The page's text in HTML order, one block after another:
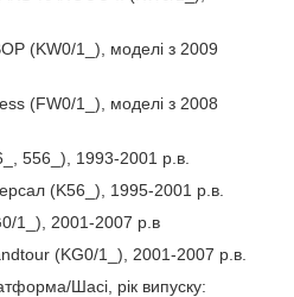
(KW0/1_), моделі з 2009
(FW0/1_), моделі з 2008
556_), 1993-2001 р.в.
(K56_), 1995-2001 р.в.
1_), 2001-2007 р.в
(KG0/1_), 2001-2007 р.в.
Шасі, рік випуску: